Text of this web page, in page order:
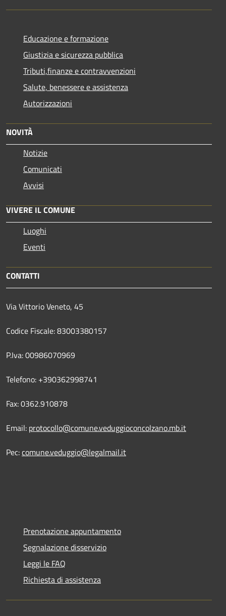
Educazione e formazione
Giustizia e sicurezza pubblica
Tributi,finanze e contravvenzioni
Salute, benessere e assistenza
Autorizzazioni
NOVITÀ
Notizie
Comunicati
Avvisi
VIVERE IL COMUNE
Luoghi
Eventi
CONTATTI
Via Vittorio Veneto, 45
Codice Fiscale: 83003380157
P.Iva: 00986070969
Telefono: +390362998741
Fax: 0362.910878
Email: protocollo@comune.veduggioconcolzano.mb.it
Pec:comune.veduggio@legalmail.it
Prenotazione appuntamento
Segnalazione disservizio
Leggi le FAQ
Richiesta di assistenza